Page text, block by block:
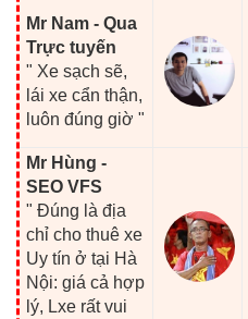
Mr Nam - Qua
Trực tuyến
" Xe sạch sẽ,
lái xe cẩn thận,
luôn đúng giờ "
Mr Hùng -
SEO VFS
" Đúng là địa
chỉ cho thuê xe
Uy tín ở tại Hà
Nội: giá cả hợp
lý, Lxe rất vui